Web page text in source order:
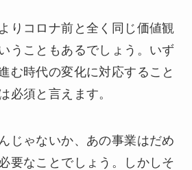
りコロナ前と全く同じ価値観
うこともあるでしょう。いず
む時代の変化に対応すること
必須と言えます。
じゃないか、あの事業はだめ
要なことでしょう。しかしそ